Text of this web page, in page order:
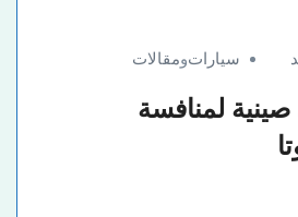
سياراتومقالات
لمنافسة